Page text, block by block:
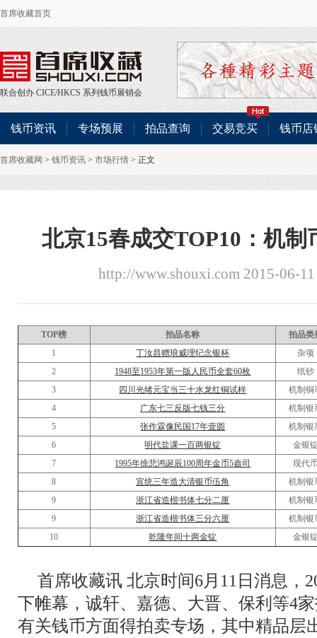
首席收藏首页
联合创办 CICE/HKCS 系列钱币展销会
钱币资讯 专场预展 拍品查询 交易竞买 钱币店
首席收藏网 > 钱币资讯 > 市场行情 > 正文
北京15春成交TOP10：机
http://www.shouxi.com 2015-06-
TOP榜 拍品名称
拍品类
1
丁汝昌赠琅威理纪念银杯
杂项
2
1948至1953年第一版人民币全套60枚
纸钞
3
四川光绪元宝当三十水龙红铜试样
机制铜
4
广东七三反版七钱三分
机制银
5
张作霖像民国17年壹圆
机制银
6
明代盐课一百两银锭
金银
7
1995年徐悲鸿诞辰100周年金币5盎司
现代
8
宣统三年造大清银币伍角
机制银
9
浙江省造楷书体七分二厘
机制银
9
浙江省造楷书体三分六厘
机制银
10
乾隆年间十两金锭 金银
首席收藏讯 北京时间6月11日消息，
下帷幕，诚轩、嘉德、大晋、保利等4
有关钱币方面得拍卖专场，其中精品层